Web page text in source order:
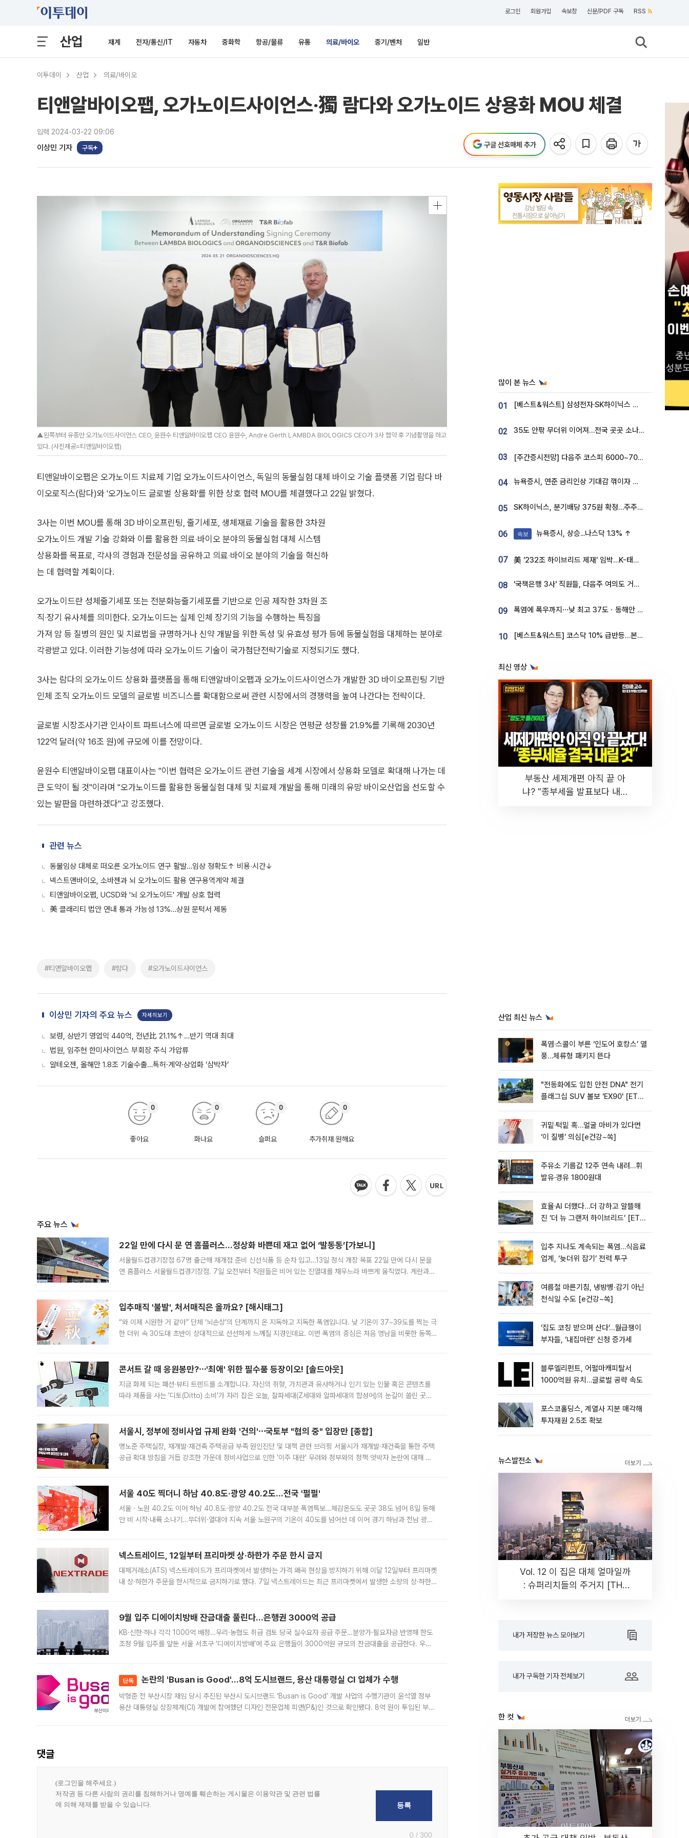
로그인 회원가입 속보창 신문/PDF 구독 RSS
산업 재계 전자/통신/IT 자동차 중화학 항공/물류 유통 의료/바이오 중기/벤처 일반
이투데이 산업 의료/바이오
티앤알바이오팹, 오가노이드사이언스‧獨 람다와 오가노이드 상용화 MOU 체결
입력 2024-03-22 09:06
이상민 기자 구독 구글 선호매체 추가
▲왼쪽부터 유종만 오가노이드사이언스 CEO, 윤원수 티앤알바이오팹 CEO 윤원수, Andre Gerth LAMBDA BIOLOGICS CEO가 3사 협약 후 기념촬영을 하고
있다. (사진제공=티앤알바이오팹)
티앤알바이오팹은 오가노이드 치료제 기업 오가노이드사이언스, 독일의 동물실험 대체 바이오 기술 플랫폼 기업 람다 바
이오로직스(람다)와 '오가노이드 글로벌 상용화'를 위한 상호 협력 MOU를 체결했다고 22일 밝혔다.
3사는 이번 MOU를 통해 3D 바이오프린팅, 줄기세포, 생체재료 기술을 활용한 3차원
오가노이드 개발 기술 강화와 이를 활용한 의료‧바이오 분야의 동물실험 대체 시스템
상용화를 목표로, 각사의 경험과 전문성을 공유하고 의료‧바이오 분야의 기술을 혁신하
는 데 협력할 계획이다.
오가노이드란 성체줄기세포 또는 전분화능줄기세포를 기반으로 인공 제작한 3차원 조
직‧장기 유사체를 의미한다. 오가노이드는 실제 인체 장기의 기능을 수행하는 특징을
가져 암 등 질병의 원인 및 치료법을 규명하거나 신약 개발을 위한 독성 및 유효성 평가 등에 동물실험을 대체하는 분야로
각광받고 있다. 이러한 기능성에 따라 오가노이드 기술이 국가첨단전략기술로 지정되기도 했다.
3사는 람다의 오가노이드 상용화 플랫폼을 통해 티앤알바이오팹과 오가노이드사이언스가 개발한 3D 바이오프린팅 기반
인체 조직 오가노이드 모델의 글로벌 비즈니스를 확대함으로써 관련 시장에서의 경쟁력을 높여 나간다는 전략이다.
글로벌 시장조사기관 인사이트 파트너스에 따르면 글로벌 오가노이드 시장은 연평균 성장률 21.9%를 기록해 2030년
122억 달러(약 16조 원)에 규모에 이를 전망이다.
윤원수 티앤알바이오팹 대표이사는 "이번 협력은 오가노이드 관련 기술을 세계 시장에서 상용화 모델로 확대해 나가는 데
큰 도약이 될 것"이라며 "오가노이드를 활용한 동물실험 대체 및 치료제 개발을 통해 미래의 유망 바이오산업을 선도할 수
있는 발판을 마련하겠다"고 강조했다.
관련 뉴스
동물임상 대체로 떠오른 오가노이드 연구 활발…임상 정확도↑ 비용‧시간↓
넥스트앤바이오, 소바젠과 뇌 오가노이드 활용 연구용역계약 체결
티앤알바이오팹, UCSD와 '뇌 오가노이드' 개발 상호 협력
美 클래리티 법안 연내 통과 가능성 13%…상원 문턱서 제동
#티앤알바이오팹 #람다 #오가노이드사이언스
이상민 기자의 주요 뉴스 자세히보기
보령, 상반기 영업익 440억, 전년比 21.1%↑…반기 역대 최대
법원, 임주현 한미사이언스 부회장 주식 가압류
알테오젠, 올해만 1.8조 기술수출…특허·계약·상업화 ‘삼박자’
좋아요
0
화나요
0
슬퍼요
0
추가취재 원해요
0
주요 뉴스
22일 만에 다시 문 연 홈플러스…정상화 바쁜데 재고 없어 ‘발동동’[가보니]
서울월드컵경기장점 67명 출근해 재개점 준비 신선식품 등 순차 입고…13일 정식 개장 목표 22일 만에 다시 문을
연 홈플러스 서울월드컵경기장점. 7일 오전부터 직원들은 비어 있는 진열대를 채우느라 바쁘게 움직였다. 계란과
입추매직 '불발', 처서매직은 올까요? [해시태그]
“와 이제 시원한 거 같아” 단체 ‘뇌손상’의 단계까지 온 지독하고 지독한 폭염입니다. 낮 기온이 37~39도를 찍는 극
한 더위 속 30도대 초반이 상대적으로 선선하게 느껴질 지경인데요. 이번 폭염의 중심은 처음 영남을 비롯한 동쪽
콘서트 갈 때 응원봉만?⋯'최애' 위한 필수품 등장이오! [솔드아웃]
지금 화제 되는 패션·뷰티 트렌드를 소개합니다. 자신의 취향, 가치관과 유사하거나 인기 있는 인물 혹은 콘텐츠를
따라 제품을 사는 '디토(Ditto) 소비'가 자리 잡은 오늘, 잘파세대(Z세대와 알파세대의 합성어)의 눈길이 쏠린 곳은
서울시, 정부에 정비사업 규제 완화 '건의'⋯국토부 "협의 중" 입장만 [종합]
명노준 주택실장, 재개발·재건축 주택공급 부족 원인진단 및 대책 관련 브리핑 서울시가 재개발·재건축을 통한 주택
공급 확대 방침을 거듭 강조한 가운데 정비사업으로 인한 '이주 대란' 우려와 정부와의 정책 엇박자 논란에 대해 정
서울 40도 찍더니 하남 40.8도·광양 40.2도…전국 '펄펄'
서울ㆍ노원 40.2도 이어 하남 40.8도·광양 40.2도 전국 대부분 폭염특보…체감온도도 곳곳 38도 넘어 8일 동해
안 비 시작·내륙 소나기…무더위·열대야 지속 서울 노원구의 기온이 40도를 넘어선 데 이어 경기 하남과 전남 광양
넥스트레이드, 12일부터 프리마켓 상·하한가 주문 한시 금지
대체거래소(ATS) 넥스트레이드가 프리마켓에서 발생하는 가격 왜곡 현상을 방지하기 위해 이달 12일부터 프리마켓
내 상·하한가 주문을 한시적으로 금지하기로 했다. 7일 넥스트레이드는 최근 프리마켓에서 발생한 소량의 상·하한
9월 입주 디에이치방배 잔금대출 풀린다…은행권 3000억 공급
KB·신한·하나 각각 1000억 배정…우리·농협도 취급 검토 당국 실수요자 공급 주문…분양가·필요자금 반영해 한도
조정 9월 입주를 앞둔 서울 서초구 ‘디에이치방배’에 주요 은행들이 3000억원 규모의 잔금대출을 공급한다. 우리
단독 논란의 'Busan is Good'…8억 도시브랜드, 용산 대통령실 CI 업체가 수행
박형준 전 부산시장 재임 당시 추진된 부산시 도시브랜드 ‘Busan is Good’ 개발 사업의 수행기관이 윤석열 정부
용산 대통령실 상징체계(CI) 개발에 참여했던 디자인 전문업체 피앤(P&)인 것으로 확인됐다. 8억 원이 투입된 부산
댓글
0 / 300
많이 본 뉴스
01 [베스트&워스트] 삼성전자·SK하이닉스 밀린 한 주…상상인증권은 85% 급등
02 35도 안팎 무더위 이어져…전국 곳곳 소나기 [오늘 날씨]
03 [주간증시전망] 다음주 코스피 6000~7000⋯“外人 수급은 정책이 변수”
04 뉴욕증시, 연준 금리인상 기대감 꺾이자 상승...S&P500 사상 최고치 [종합]
05 SK하이닉스, 분기배당 375원 확정…주주환원책 9월로 앞당겨 발표
06 속보 뉴욕증시, 상승...나스닥 1.3% ↑
07 美 ‘232조 하이브리드 제재’ 임박…K-태양광, 불확실성 털고 날개 다나
08 '국책은행 3사' 직원들, 다음주 여의도 거리 나서는 까닭은
09 폭염에 폭우까지⋯낮 최고 37도ㆍ동해안 강한 비 [날씨]
10 [베스트&워스트] 코스닥 10% 급반등…본느, 최대주주 변경 기대에 270% 폭등
최신 영상
부동산 세제개편 아직 끝 아
냐? "종부세율 발표보다 내릴
산업 최신 뉴스
폭염·스콜이 부른 ‘인도어 호캉스’ 열
풍…체류형 패키지 뜬다
"전동화에도 입힌 안전 DNA" 전기
플래그십 SUV 볼보 'EX90' [ET의
귀밑·턱밑 혹…얼굴 마비가 있다면
‘이 질병’ 의심[e건강~쏙]
주유소 기름값 12주 연속 내려…휘
발유·경유 1800원대
효율·AI 더했다…더 강하고 알뜰해
진 ‘더 뉴 그랜저 하이브리드’ [ET의
입추 지나도 계속되는 폭염…식음료
업계, ‘늦더위 잡기’ 전력 투구
여름철 마른기침, 냉방병‧감기 아닌
천식일 수도 [e건강~쏙]
‘집도 코칭 받으며 산다’…월급쟁이
부자들, ‘내집마련’ 신청 증가세
블루엘리펀트, 어펄마캐피탈서
1000억원 유치…글로벌 공략 속도
포스코홀딩스, 계열사 지분 매각해
투자재원 2.5조 확보
뉴스발전소
Vol. 12 이 집은 대체 얼마일까
: 슈퍼리치들의 주거지 [THE
내가 저장한 뉴스 모아보기
내가 구독한 기자 전체보기
한 컷